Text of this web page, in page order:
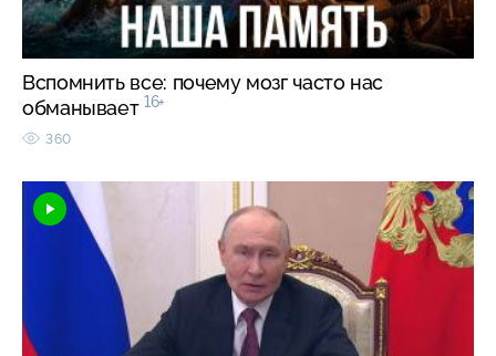
Вспомнить все: почему мозг часто нас
обманывает 16+
360